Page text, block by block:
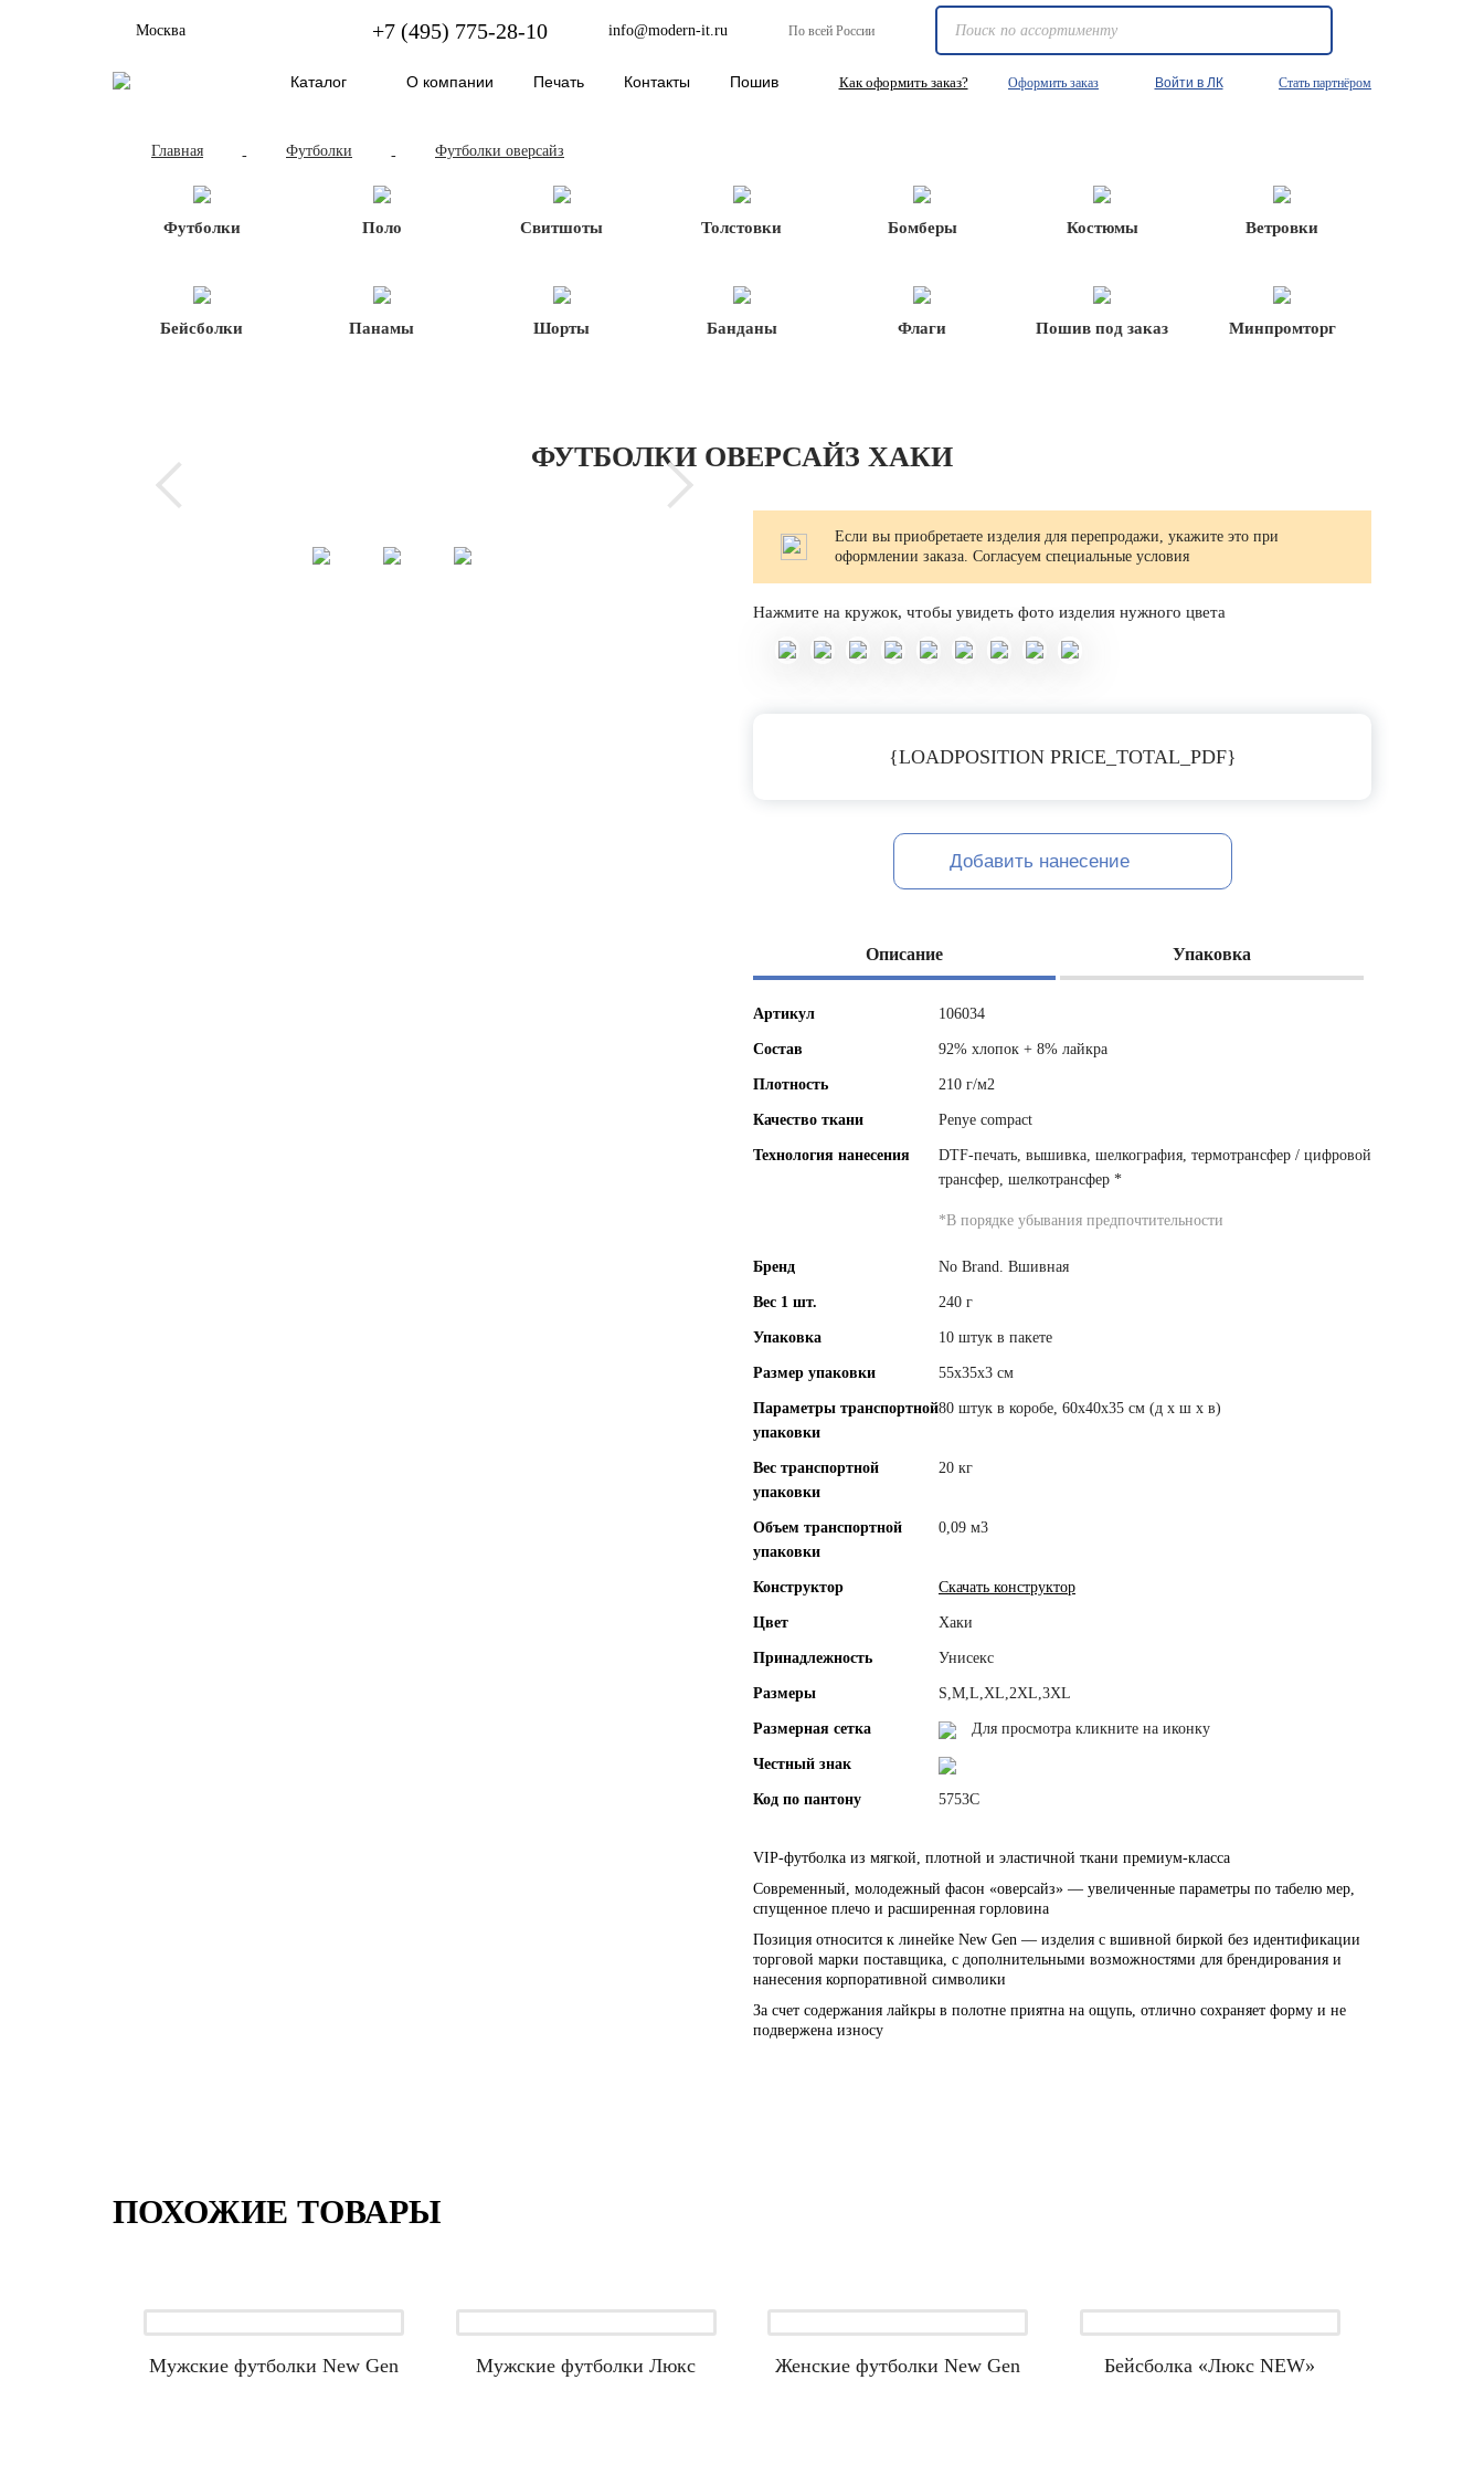
Москва +7 (495) 775-28-10 info@modern-it.ru По всей России
Каталог О компании Печать Контакты Пошив Как оформить заказ? Оформить заказ Войти в ЛК Стать партнёром
Главная - Футболки - Футболки оверсайз
Футболки Поло Свитшоты Толстовки Бомберы Костюмы Ветровки
Бейсболки Панамы Шорты Банданы Флаги Пошив под заказ Минпромторг
ФУТБОЛКИ ОВЕРСАЙЗ ХАКИ
Если вы приобретаете изделия для перепродажи, укажите это при
оформлении заказа. Согласуем специальные условия
Нажмите на кружок, чтобы увидеть фото изделия нужного цвета
{LOADPOSITION PRICE_TOTAL_PDF}
Добавить нанесение
Описание Упаковка
Артикул 106034
Состав 92% хлопок + 8% лайкра
Плотность 210 г/м2
Качество ткани Penye compact
Технология нанесения
DTF-печать, вышивка, шелкография, термотрансфер / цифровой
трансфер, шелкотрансфер *
*В порядке убывания предпочтительности
Бренд No Brand. Вшивная
Вес 1 шт. 240 г
Упаковка 10 штук в пакете
Размер упаковки 55х35х3 см
Параметры транспортной
упаковки
80 штук в коробе, 60x40x35 см (д x ш x в)
Вес транспортной
упаковки
20 кг
Объем транспортной
упаковки
0,09 м3
Конструктор Скачать конструктор
Цвет Хаки
Принадлежность Унисекс
Размеры S,M,L,XL,2XL,3XL
Размерная сетка Для просмотра кликните на иконку
Честный знак
Код по пантону 5753С
VIP-футболка из мягкой, плотной и эластичной ткани премиум-класса
Современный, молодежный фасон «оверсайз» — увеличенные параметры по табелю мер,
спущенное плечо и расширенная горловина
Позиция относится к линейке New Gen — изделия с вшивной биркой без идентификации
торговой марки поставщика, с дополнительными возможностями для брендирования и
нанесения корпоративной символики
За счет содержания лайкры в полотне приятна на ощупь, отлично сохраняет форму и не
подвержена износу
ПОХОЖИЕ ТОВАРЫ
Мужские футболки New Gen Мужские футболки Люкс Женские футболки New Gen Бейсболка «Люкс NEW»